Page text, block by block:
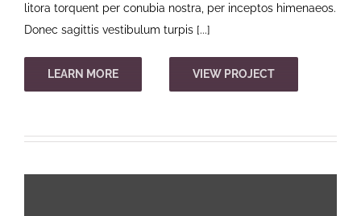
litora torquent per conubia nostra, per inceptos himenaeos.
Donec sagittis vestibulum turpis [...]
LEARN MORE VIEW PROJECT